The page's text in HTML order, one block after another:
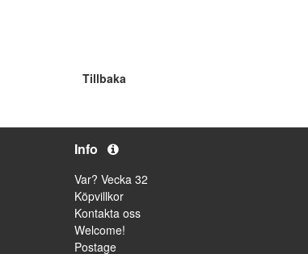
Tillbaka
Info
Var? Vecka 32
Köpvillkor
Kontakta oss
Welcome!
Postage